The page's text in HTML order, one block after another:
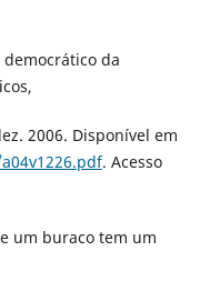
democrático da
2006. Disponível em
. Acesso
um buraco tem um